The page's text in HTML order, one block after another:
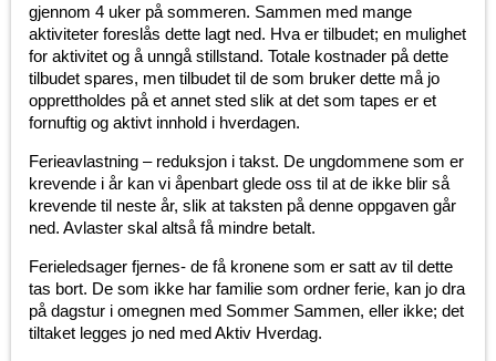
gjennom 4 uker på sommeren. Sammen med mange
aktiviteter foreslås dette lagt ned. Hva er tilbudet; en mulighet
for aktivitet og å unngå stillstand. Totale kostnader på dette
tilbudet spares, men tilbudet til de som bruker dette må jo
opprettholdes på et annet sted slik at det som tapes er et
fornuftig og aktivt innhold i hverdagen.
Ferieavlastning – reduksjon i takst. De ungdommene som er
krevende i år kan vi åpenbart glede oss til at de ikke blir så
krevende til neste år, slik at taksten på denne oppgaven går
ned. Avlaster skal altså få mindre betalt.
Ferieledsager fjernes- de få kronene som er satt av til dette
tas bort. De som ikke har familie som ordner ferie, kan jo dra
på dagstur i omegnen med Sommer Sammen, eller ikke; det
tiltaket legges jo ned med Aktiv Hverdag.